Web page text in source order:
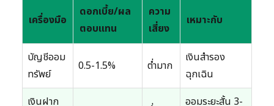
เครื่องมือ
ดอกเบี้ย/ผล
ตอบแทน
ความ
เสี่ยง
เหมาะกับ
บัญชีออม
ทรัพย์
0.5-1.5% ต่ำมาก
เงินสำรอง
ฉุกเฉิน
เงินฝาก
ออมระยะสั้น 3-